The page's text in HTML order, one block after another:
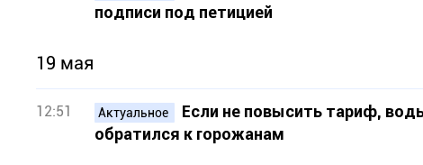
подписи под петицией
19 мая
12:51 Актуальное
Если не повысить тариф,
обратился к горожанам